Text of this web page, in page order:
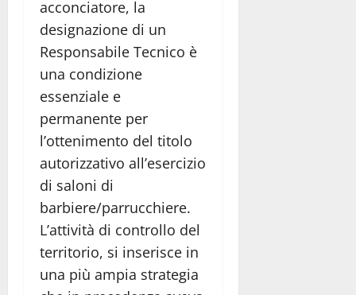
acconciatore, la
designazione di un
Responsabile Tecnico è
una condizione
essenziale e
permanente per
l’ottenimento del titolo
autorizzativo all’esercizio
di saloni di
barbiere/parrucchiere.
L’attività di controllo del
territorio, si inserisce in
una più ampia strategia